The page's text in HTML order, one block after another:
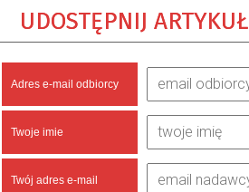
UDOSTĘPNIJ ARTYKUŁ
Adres e-mail odbiorcy
Twoje imie
Twój adres e-mail